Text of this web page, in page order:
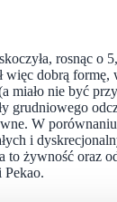
rosnąc o
więc dobrą formę,
miało nie być
grudniowego
W
i
to żywność oraz
Pekao.